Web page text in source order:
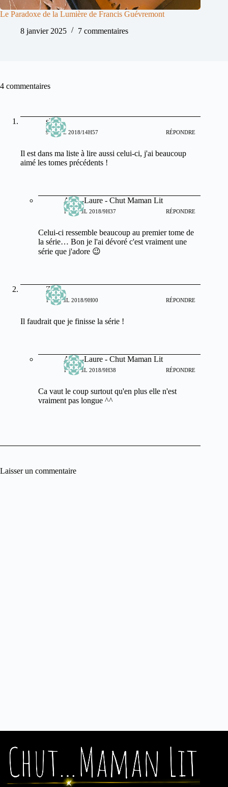
Le Paradoxe de la Lumière de Francis Guévremont
8 janvier 2025
7 commentaires
4 commentaires
shaya
9 AVRIL 2018/14H57 RÉPONDRE
Il est dans ma liste à lire aussi celui-ci, j'ai beaucoup
aimé les tomes précédents !
Anne-Laure - Chut Maman Lit
11 AVRIL 2018/9H37 RÉPONDRE
Celui-ci ressemble beaucoup au premier tome de
la série… Bon je l'ai dévoré c'est vraiment une
série que j'adore 😉
Zina
10 AVRIL 2018/9H00 RÉPONDRE
Il faudrait que je finisse la série !
Anne-Laure - Chut Maman Lit
11 AVRIL 2018/9H38 RÉPONDRE
Ca vaut le coup surtout qu'en plus elle n'est
vraiment pas longue ^^
Laisser un commentaire